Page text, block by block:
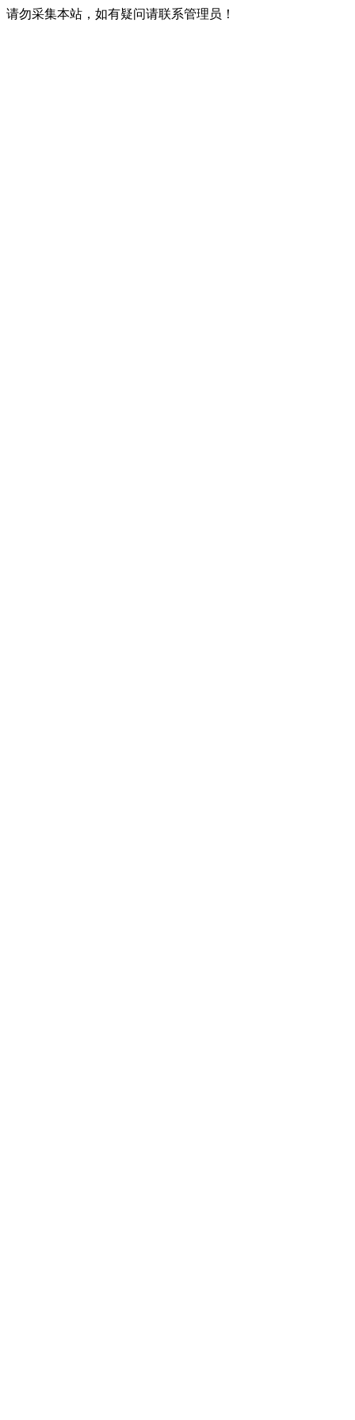
请勿采集本站，如有疑问请联系管理员！